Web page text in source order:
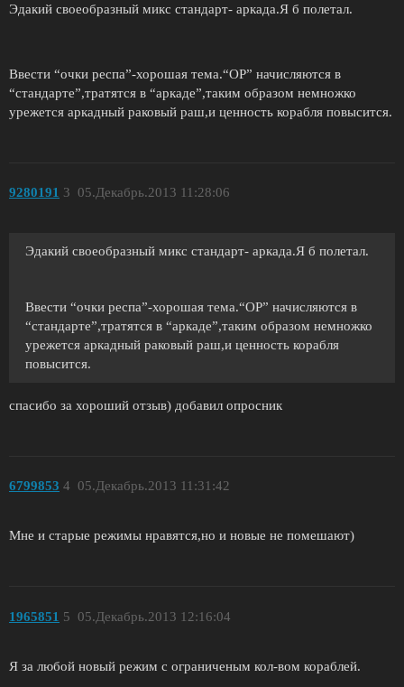
Эдакий своеобразный микс стандарт- аркада.Я б полетал.
Ввести “очки респа”-хорошая тема.“ОР” начисляются в
“стандарте”,тратятся в “аркаде”,таким образом немножко
урежется аркадный раковый раш,и ценность корабля повысится.
9280191 05.Декабрь.2013 11:28:06
3
Эдакий своеобразный микс стандарт- аркада.Я б полетал.
Ввести “очки респа”-хорошая тема.“ОР” начисляются в
“стандарте”,тратятся в “аркаде”,таким образом немножко
урежется аркадный раковый раш,и ценность корабля
повысится.
спасибо за хороший отзыв) добавил опросник
6799853 05.Декабрь.2013 11:31:42
4
Мне и старые режимы нравятся,но и новые не помешают)
1965851 05.Декабрь.2013 12:16:04
5
Я за любой новый режим с ограниченым кол-вом кораблей.